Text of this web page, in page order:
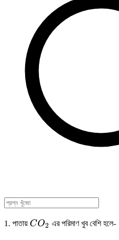
1. পাতায় CO_2
CO2 এর পরিমাণ খুব বেশি হলে-